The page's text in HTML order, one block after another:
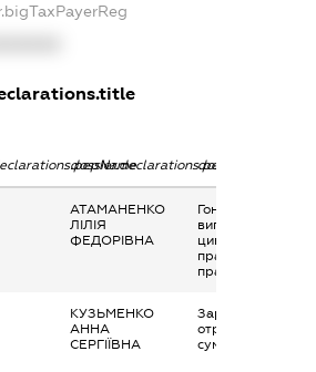
dossier.declarations.personName
АТАМАНЕНКО
ЛІЛІЯ
ФЕДОРІВНА
Гонорари та інші
виплати згідно з
цивільно-
правовим
правочинами
КУЗЬМЕНКО
АННА
СЕРГІЇВНА
Заробітна плата
отримана за
сумісництвом